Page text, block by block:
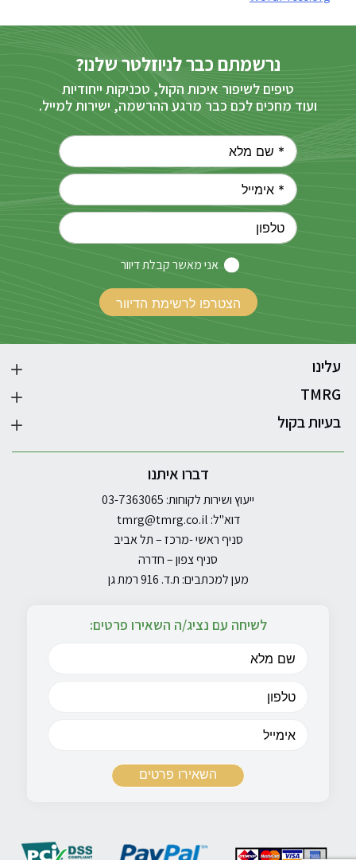
נרשמתם כבר לניוזלטר שלנו?
טיפים לשיפור איכות הקול, טכניקות ייחודיות
ועוד מחכים לכם כבר מרגע ההרשמה, ישירות למייל.
אני מאשר קבלת דיוור
עלינו
TMRG
בעיות בקול
דברו איתנו
ייעוץ ושירות לקוחות: 03-7363065
דוא"ל: tmrg@tmrg.co.il
סניף ראשי -מרכז – תל אביב
סניף צפון – חדרה
מען למכתבים: ת.ד. 916 רמת גן
לשיחה עם נציג/ה השאירו פרטים: